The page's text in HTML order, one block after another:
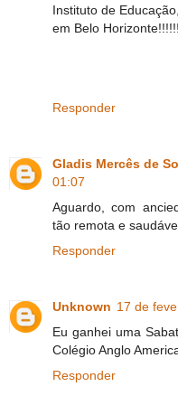
Instituto de Educação,
em Belo
Responder
Gladis Mercês de
01:07
Aguardo, com
tão remota e
Responder
Unknown 17 de
Eu ganhei uma
Colégio Anglo
Responder